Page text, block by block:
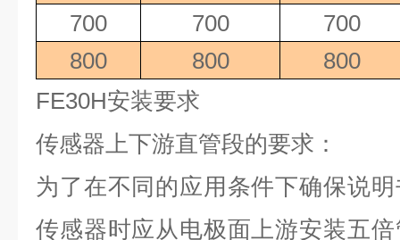
700
700
700
800
800
800
FE30H安装要求
传感器上下游直管段的要求：
为了在不同的应用条件下确保说
传感器时应从电极面上游安装五